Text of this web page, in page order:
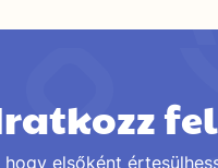
hogy elsőként